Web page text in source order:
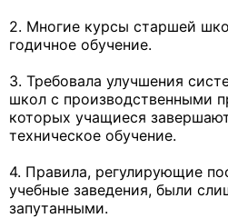
2. Многие курсы старшей
годичное обучение.
3. Требовала улучшения
школ с производственными
которых учащиеся
техническое обучение.
4. Правила, регулирующие
учебные заведения, были
запутанными.